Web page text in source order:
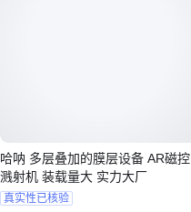
哈呐 多层叠加的膜层设备 AR磁控
溅射机 装载量大 实力大厂
真实性已核验